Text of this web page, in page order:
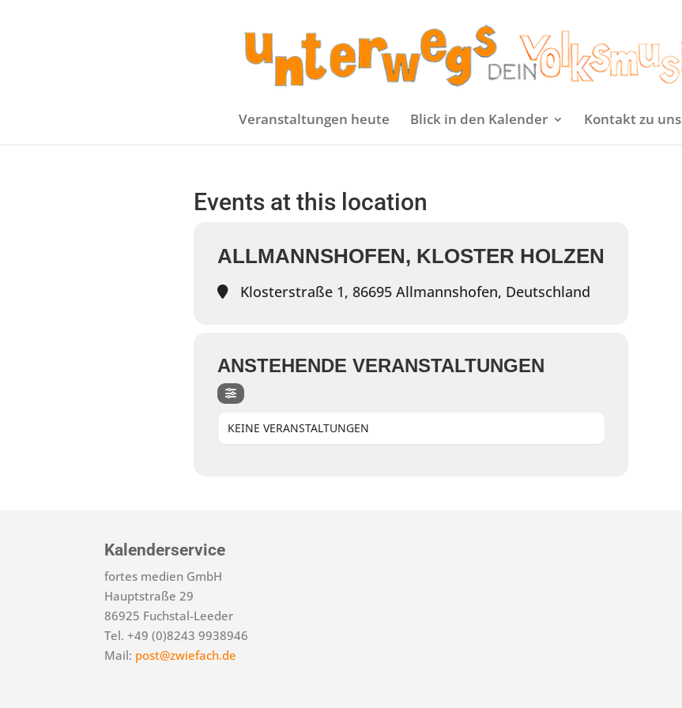
Veranstaltungen heute Blick in den Kalender Kontakt zu uns
Events at this location
ALLMANNSHOFEN, KLOSTER HOLZEN
Klosterstraße 1, 86695 Allmannshofen, Deutschland
ANSTEHENDE VERANSTALTUNGEN
KEINE VERANSTALTUNGEN
Kalenderservice
fortes medien GmbH
Hauptstraße 29
86925 Fuchstal-Leeder
Tel. +49 (0)8243 9938946
Mail: post@zwiefach.de